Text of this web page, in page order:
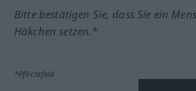
Bitte bestätigen Sie, dass Sie ein
Häkchen setzen.*
*Pflichtfeld